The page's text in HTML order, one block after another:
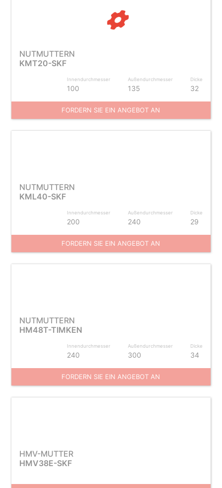
NUTMUTTERN
KMT20-SKF
Innendurchmesser
100
Außendurchmesser
135
Dicke
32
FORDERN SIE EIN ANGEBOT AN
NUTMUTTERN
KML40-SKF
Innendurchmesser
200
Außendurchmesser
240
Dicke
29
FORDERN SIE EIN ANGEBOT AN
NUTMUTTERN
HM48T-TIMKEN
Innendurchmesser
240
Außendurchmesser
300
Dicke
34
FORDERN SIE EIN ANGEBOT AN
HMV-MUTTER
HMV38E-SKF